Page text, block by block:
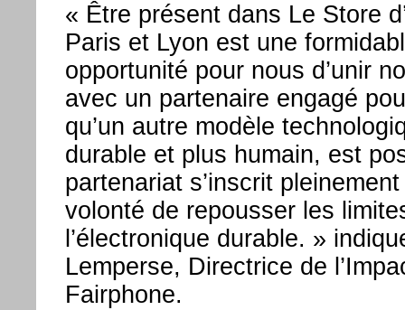
« Être présent dans Le Store
Paris et Lyon est une
opportunité pour nous d’unir
avec un partenaire engagé
qu’un autre modèle
durable et plus humain, est
partenariat s’inscrit
volonté de repousser les
l’électronique durable. »
Lemperse, Directrice de
Fairphone.